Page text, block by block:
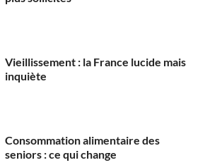
Vieillissement : la France lucide mais
inquiète
Consommation alimentaire des
seniors : ce qui change